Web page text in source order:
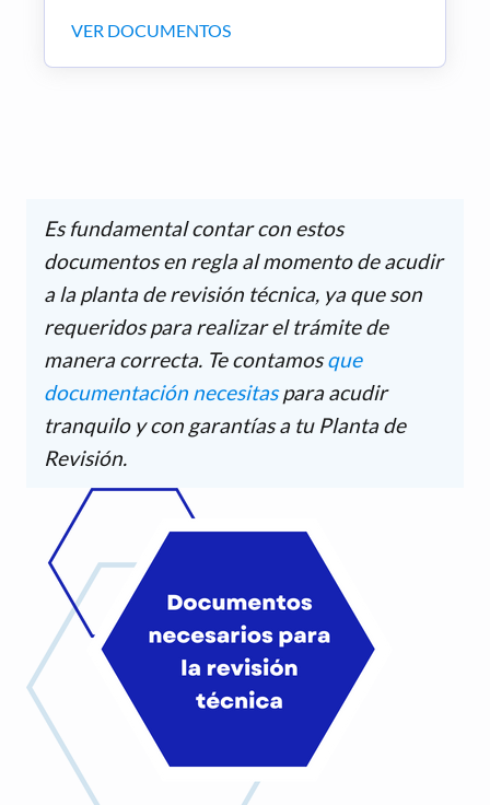
VER DOCUMENTOS
Es fundamental contar con estos
documentos en regla al momento de acudir
a la planta de revisión técnica, ya que son
requeridos para realizar el trámite de
manera correcta. Te contamosque
documentación necesitaspara acudir
tranquilo y con garantías a tu Planta de
Revisión.